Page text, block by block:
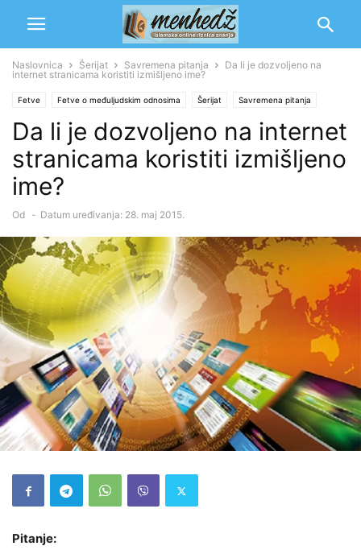
Naslovnica Šerijat Savremena pitanja
Da li je dozvoljeno na
internet stranicama koristiti izmišljeno ime?
Fetve Fetve o međuljudskim odnosima Šerijat Savremena pitanja
Da li je dozvoljeno na internet
stranicama koristiti izmišljeno
ime?
Od - Datum uređivanja: 28. maj 2015.
Pitanje: